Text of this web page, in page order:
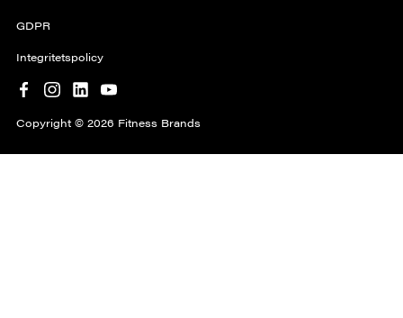
GDPR
Integritetspolicy
Copyright © 2026 Fitness Brands